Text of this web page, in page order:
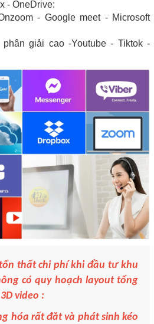
- OneDrive:
- Google meet - Microsoft
giải cao -Youtube - Tiktok -
thất chi phí khi đầu tư khu
có quy hoạch layout tổng
video :
hóa rất đăt và phát sinh kéo